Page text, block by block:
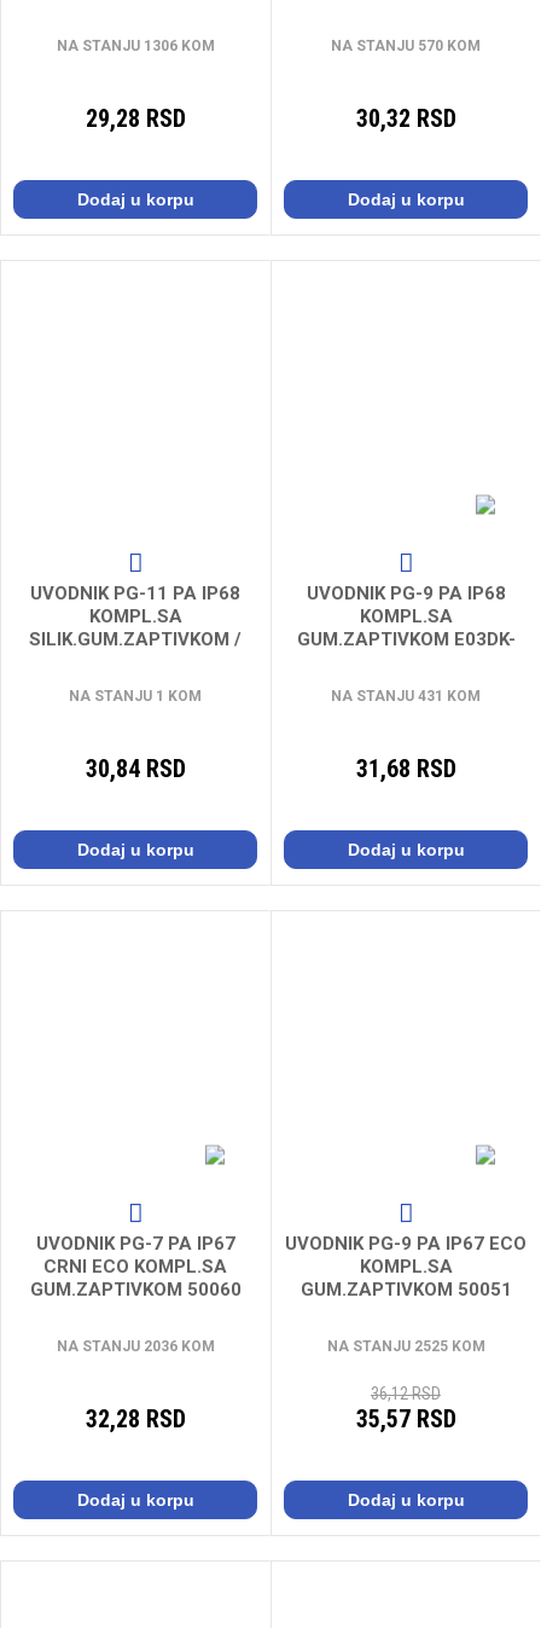
NA STANJU 1306 KOM
29,28 RSD
Dodaj u korpu
NA STANJU 570 KOM
30,32 RSD
Dodaj u korpu
UVODNIK PG-11 PA IP68
KOMPL.SA
SILIK.GUM.ZAPTIVKOM /
NA STANJU 1 KOM
30,84 RSD
Dodaj u korpu
UVODNIK PG-9 PA IP68
KOMPL.SA
GUM.ZAPTIVKOM E03DK-
NA STANJU 431 KOM
31,68 RSD
Dodaj u korpu
UVODNIK PG-7 PA IP67
CRNI ECO KOMPL.SA
GUM.ZAPTIVKOM 50060
NA STANJU 2036 KOM
32,28 RSD
Dodaj u korpu
UVODNIK PG-9 PA IP67 ECO
KOMPL.SA
GUM.ZAPTIVKOM 50051
NA STANJU 2525 KOM
36,12 RSD
35,57 RSD
Dodaj u korpu